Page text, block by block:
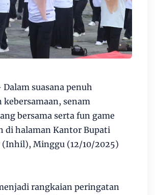
Dalam suasana penuh
kebersamaan, senam
bersama serta fun game
di halaman Kantor Bupati
Minggu (12/10/2025)
rangkaian peringatan